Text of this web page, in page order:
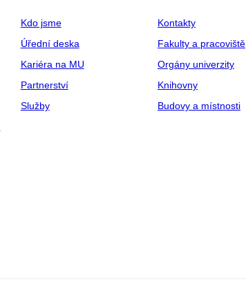
Kdo jsme
Úřední deska
Kariéra na MU
Partnerství
Služby
Kontakty
Fakulty a pracoviště
Orgány univerzity
Knihovny
Budovy a místnosti